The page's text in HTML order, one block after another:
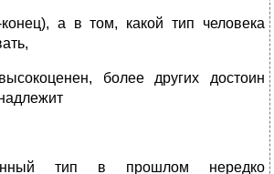
конец), а в том, какой тип человека
более других достоин
тип в прошлом нередко